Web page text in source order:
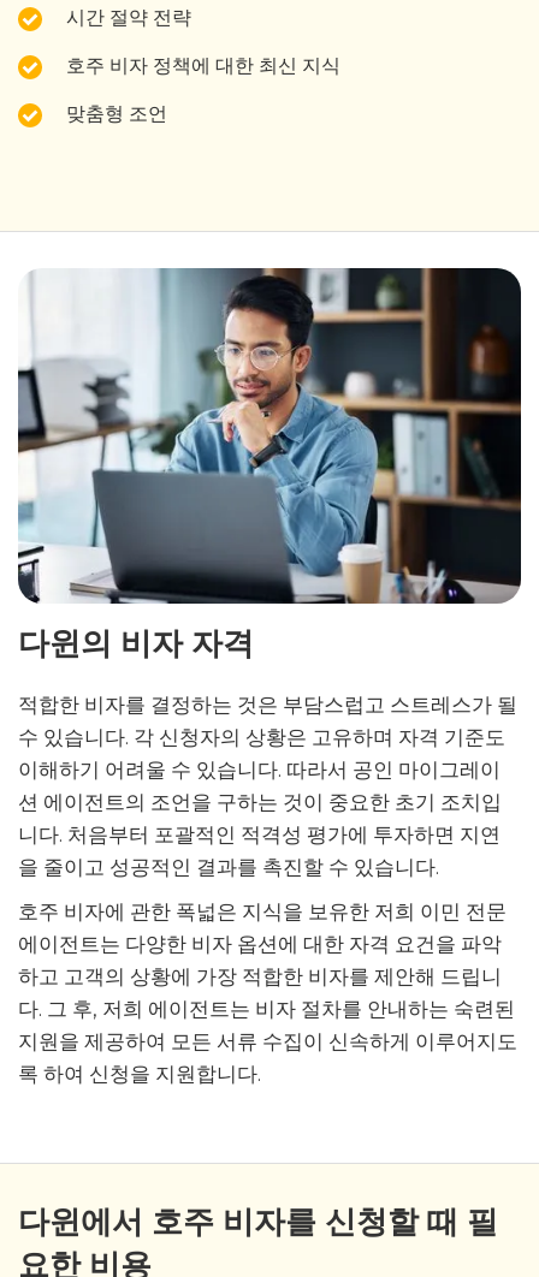
시간 절약 전략
호주 비자 정책에 대한 최신 지식
맞춤형 조언
다윈의 비자 자격
적합한 비자를 결정하는 것은 부담스럽고 스트레스가 될
수 있습니다. 각 신청자의 상황은 고유하며 자격 기준도
이해하기 어려울 수 있습니다. 따라서 공인 마이그레이
션 에이전트의 조언을 구하는 것이 중요한 초기 조치입
니다. 처음부터 포괄적인 적격성 평가에 투자하면 지연
을 줄이고 성공적인 결과를 촉진할 수 있습니다.
호주 비자에 관한 폭넓은 지식을 보유한 저희 이민 전문
에이전트는 다양한 비자 옵션에 대한 자격 요건을 파악
하고 고객의 상황에 가장 적합한 비자를 제안해 드립니
다. 그 후, 저희 에이전트는 비자 절차를 안내하는 숙련된
지원을 제공하여 모든 서류 수집이 신속하게 이루어지도
록 하여 신청을 지원합니다.
다윈에서 호주 비자를 신청할 때 필
요한 비용